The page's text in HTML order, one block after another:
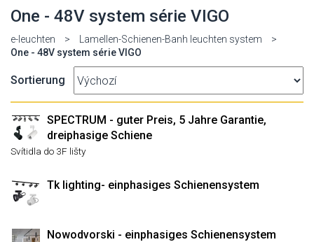
One - 48V system série VIGO
e-leuchten > Lamellen-Schienen-Banh leuchten system
>
One - 48V system série VIGO
Sortierung
SPECTRUM - guter Preis, 5 Jahre Garantie,
dreiphasige Schiene
Svítidla do 3F lišty
Tk lighting- einphasiges Schienensystem
Nowodvorski - einphasiges Schienensystem